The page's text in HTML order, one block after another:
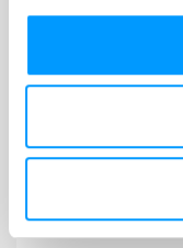
Popis
Pánska mikina s
Polyesterový